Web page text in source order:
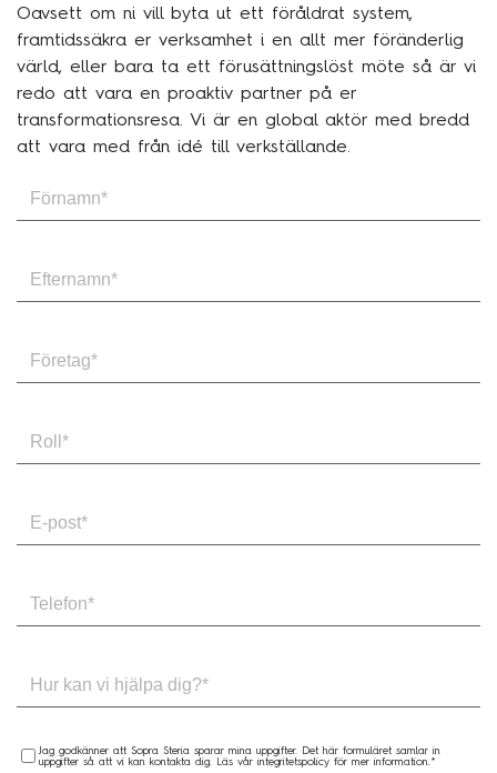
Oavsett om ni vill byta ut ett föråldrat system,
framtidssäkra er verksamhet i en allt mer föränderlig
värld, eller bara ta ett förusättningslöst möte så är vi
redo att vara en proaktiv partner på er
transformationsresa. Vi är en global aktör med bredd
att vara med från idé till verkställande.
Jag godkänner att Sopra Steria sparar mina uppgifter. Det här formuläret samlar in
uppgifter så att vi kan kontakta dig. Läs vår integritetspolicy för mer information.*